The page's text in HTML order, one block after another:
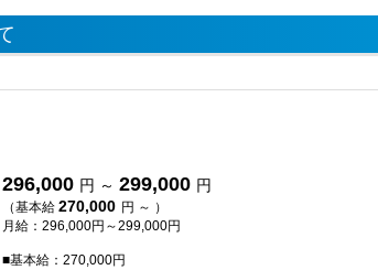
296,000 円 ～ 299,000 円
（基本給 270,000 円 ～ ）
月給：296,000円～299,000円
■基本給：270,000円